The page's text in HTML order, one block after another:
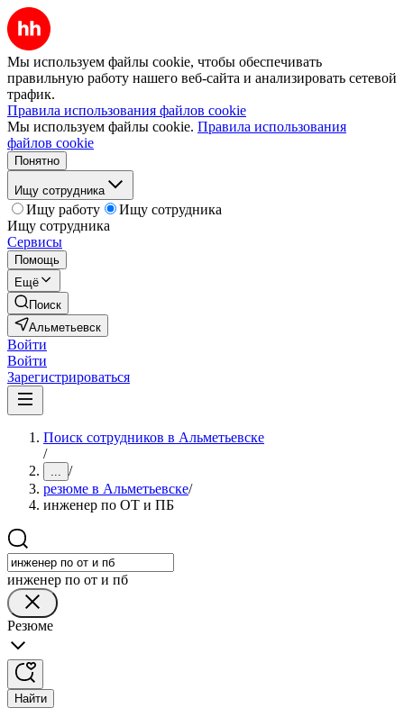
Мы используем файлы cookie, чтобы обеспечивать
правильную работу нашего веб-сайта и анализировать сетевой
трафик.
Правила использования файлов cookie
Мы используем файлы cookie. Правила использования
файлов cookie
Понятно
Ищу сотрудника
Ищу работу
Ищу сотрудника
Ищу сотрудника
Сервисы
Помощь
Ещё
Поиск
Альметьевск
Войти
Войти
Зарегистрироваться
Поиск сотрудников в Альметьевске
/
... /
резюме в Альметьевске/
инженер по ОТ и ПБ
инженер по от и пб
Резюме
Найти